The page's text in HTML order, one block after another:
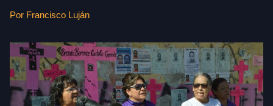
Por Francisco Luján